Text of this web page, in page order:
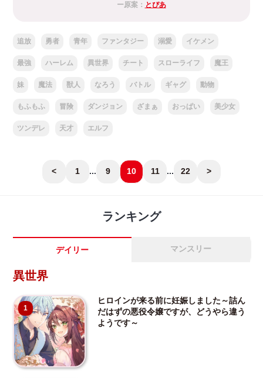
ー原案： とぴあ
追放 勇者 青年 ファンタジー 溺愛 イケメン
最強 ハーレム 異世界 チート スローライフ 魔王
妹 魔法 獣人 なろう バトル ギャグ 動物
もふもふ 冒険 ダンジョン ざまぁ おっぱい 美少女
ツンデレ 天才 エルフ
< 1 ... 9 10 11 ... 22 >
ランキング
デイリー マンスリー
異世界
1
ヒロインが来る前に妊娠しました～詰ん
だはずの悪役令嬢ですが、どうやら違う
ようです～